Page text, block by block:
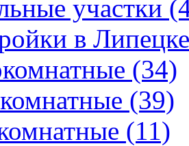
участки
в Липецке
(34)
(39)
(11)